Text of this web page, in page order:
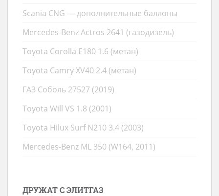
Scania CNG — дополнительные баллоны
Mercedes-Benz Actros 2641 (газодизель)
Toyota Corolla E180 1.6 (метан)
Toyota Camry XV40 2.4 (метан)
ГАЗ Соболь 27527 (2019)
Toyota Will VS 1.8 (2001)
Toyota Hilux Surf N210 3.4 (2003)
Mercedes-Benz ML 350 (W164, 2011)
ДРУЖАТ С ЭЛИТГАЗ